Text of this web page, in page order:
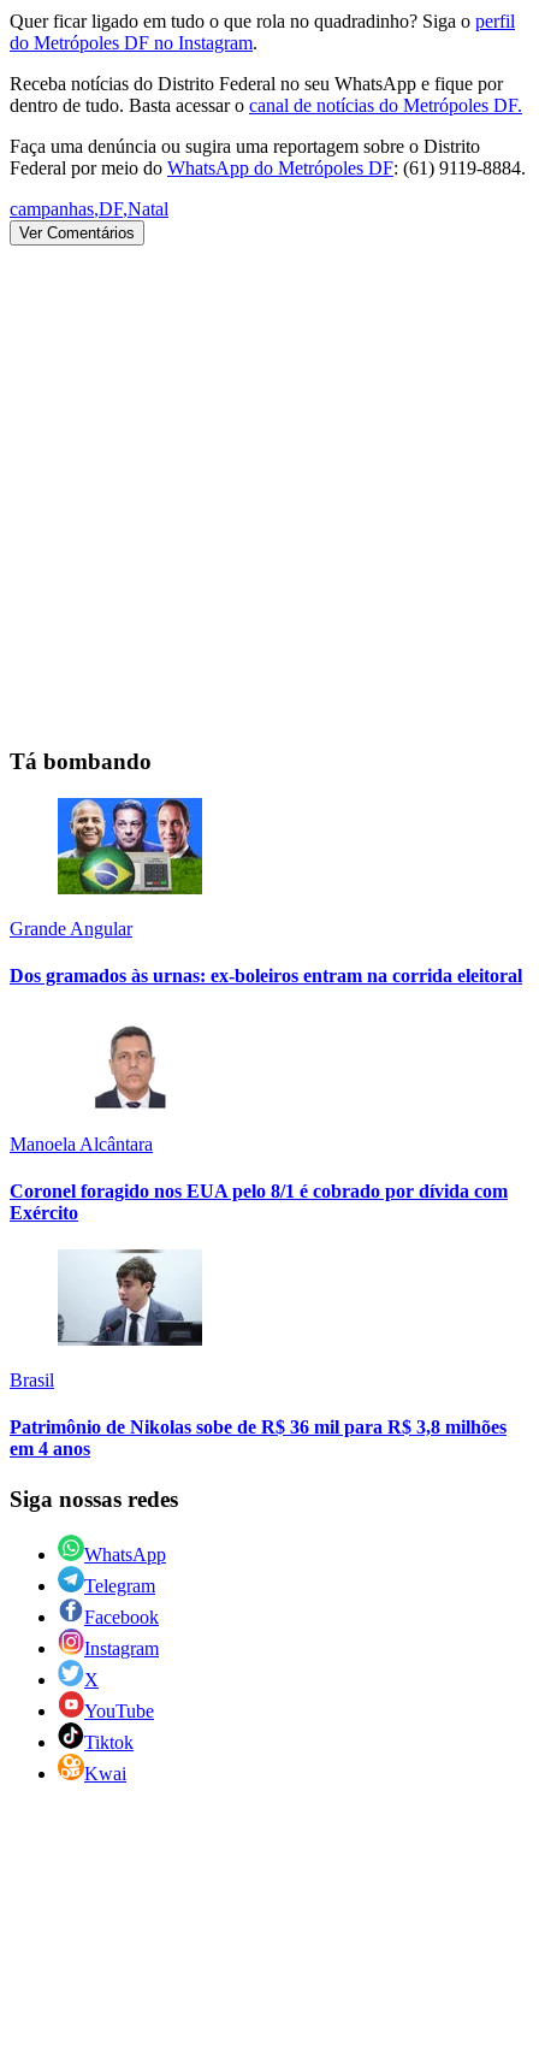
Quer ficar ligado em tudo o que rola no quadradinho? Siga o perfil
do Metrópoles DF no Instagram.
Receba notícias do Distrito Federal no seu WhatsApp e fique por
dentro de tudo. Basta acessar o canal de notícias do Metrópoles DF.
Faça uma denúncia ou sugira uma reportagem sobre o Distrito
Federal por meio do WhatsApp do Metrópoles DF: (61) 9119-8884.
campanhas,DF,Natal
Ver Comentários
Tá bombando
Grande Angular
Dos gramados às urnas: ex-boleiros entram na corrida eleitoral
Manoela Alcântara
Coronel foragido nos EUA pelo 8/1 é cobrado por dívida com
Exército
Brasil
Patrimônio de Nikolas sobe de R$ 36 mil para R$ 3,8 milhões
em 4 anos
Siga nossas redes
WhatsApp
Telegram
Facebook
Instagram
X
YouTube
Tiktok
Kwai